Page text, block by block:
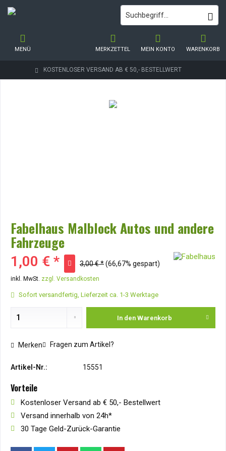
KOSTENLOSER VERSAND AB € 50,- BESTELLWERT
WARENKORB
MERKZETTEL MEIN KONTO
MENÜ
Fabelhaus Malblock Autos und andere
Fahrzeuge
1,00 € * 3,00 € *(66,67% gespart)
inkl. MwSt. zzgl. Versandkosten
Sofort versandfertig, Lieferzeit ca. 1-3 Werktage
In den Warenkorb
Merken Fragen zum Artikel?
Artikel-Nr.: 15551
Vorteile
Kostenloser Versand ab € 50,- Bestellwert
Versand innerhalb von 24h*
30 Tage Geld-Zurück-Garantie